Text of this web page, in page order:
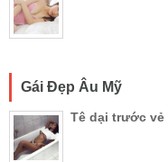
Gái Đẹp Âu Mỹ
Tê dại trước vẻ